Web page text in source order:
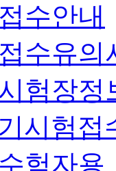
접수안내
접수유의
험장정
시험접
수험자용